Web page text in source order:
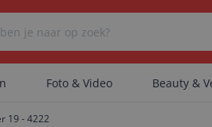
Foto & Video Beauty &
19 - 4222